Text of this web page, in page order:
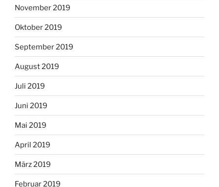
November 2019
Oktober 2019
September 2019
August 2019
Juli 2019
Juni 2019
Mai 2019
April 2019
März 2019
Februar 2019